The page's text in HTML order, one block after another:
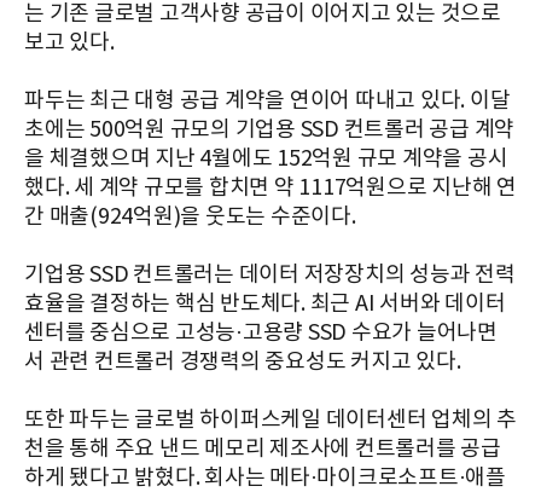
는 기존 글로벌 고객사향 공급이 이어지고 있는 것으로
보고 있다.
파두는 최근 대형 공급 계약을 연이어 따내고 있다. 이달
초에는 500억원 규모의 기업용 SSD 컨트롤러 공급 계약
을 체결했으며 지난 4월에도 152억원 규모 계약을 공시
했다. 세 계약 규모를 합치면 약 1117억원으로 지난해 연
간 매출(924억원)을 웃도는 수준이다.
기업용 SSD 컨트롤러는 데이터 저장장치의 성능과 전력
효율을 결정하는 핵심 반도체다. 최근 AI 서버와 데이터
센터를 중심으로 고성능·고용량 SSD 수요가 늘어나면
서 관련 컨트롤러 경쟁력의 중요성도 커지고 있다.
또한 파두는 글로벌 하이퍼스케일 데이터센터 업체의 추
천을 통해 주요 낸드 메모리 제조사에 컨트롤러를 공급
하게 됐다고 밝혔다. 회사는 메타·마이크로소프트·애플